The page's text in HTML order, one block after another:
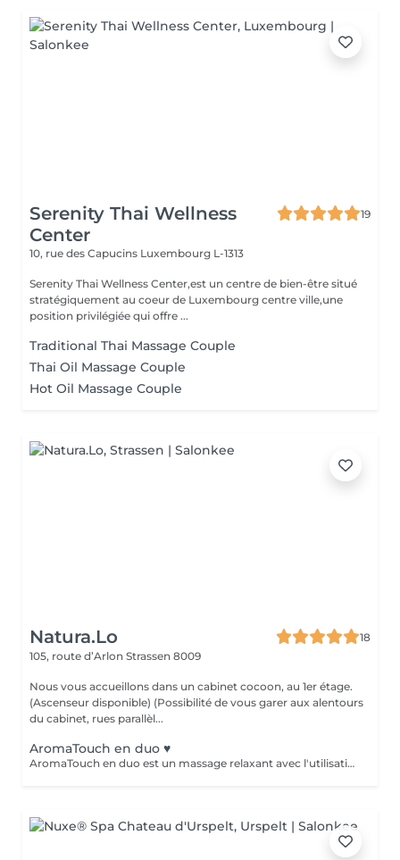
Serenity Thai Wellness
Center
19
10, rue des Capucins Luxembourg L-1313
Serenity Thai Wellness Center,est un centre de bien-être situé
stratégiquement au coeur de Luxembourg centre ville,une
position privilégiée qui offre ...
Traditional Thai Massage Couple
Thai Oil Massage Couple
Hot Oil Massage Couple
Natura.Lo
18
105, route d’Arlon Strassen 8009
Nous vous accueillons dans un cabinet cocoon, au 1er étage.
(Ascenseur disponible) (Possibilité de vous garer aux alentours
du cabinet, rues parallèl...
AromaTouch en duo ♥️
AromaTouch en duo est un massage relaxant avec l'utilisation des huiles essentielles DOTERRA